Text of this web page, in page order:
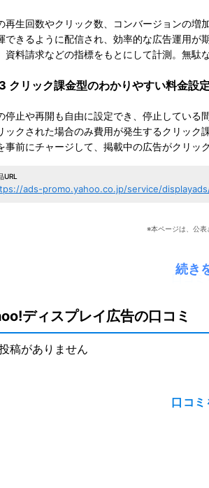
再生回数やクリック数、コンバージョンの増
できるように配信され、効率的な広告運用が
資料請求などの指標をもとにして計測。 無駄
クリック課金型のわかりやすい料金設定
停止や再開も自由に設定でき、停止している
ックされた場合のみ費用が発生するクリック
事前にチャージして、掲載中の広告がクリッ
URL
ads-promo.yahoo.co.jp/service/
※本ページは、公表
口コミ
続き
ディスプレイ広告の口コミ
稿がありません
口コミ